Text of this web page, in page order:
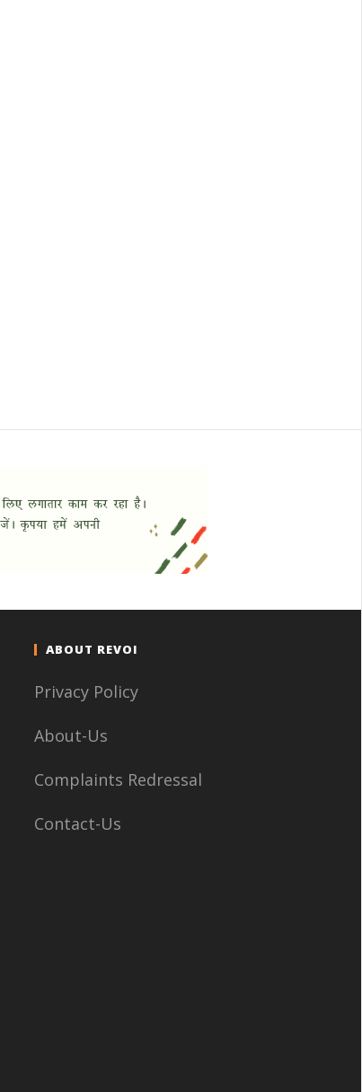
ABOUT REVOI
Privacy Policy
About-Us
Complaints Redressal
Contact-Us